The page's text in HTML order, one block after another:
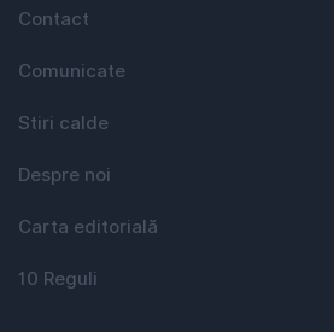
Contact
Comunicate
Stiri calde
Despre noi
Carta editorială
10 Reguli